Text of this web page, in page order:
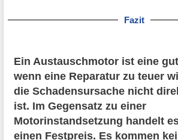
Fazit
Ein Austauschmotor ist eine
wenn eine Reparatur zu teuer
die Schadensursache nicht
ist. Im Gegensatz zu einer
Motorinstandsetzung handelt
einen Festpreis. Es kommen